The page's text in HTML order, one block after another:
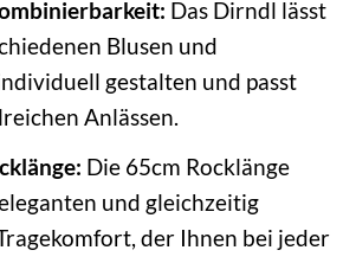
Das Dirndl lässt
Blusen und
gestalten und passt
Anlässen.
Die 65cm Rocklänge
und gleichzeitig
der Ihnen bei jeder